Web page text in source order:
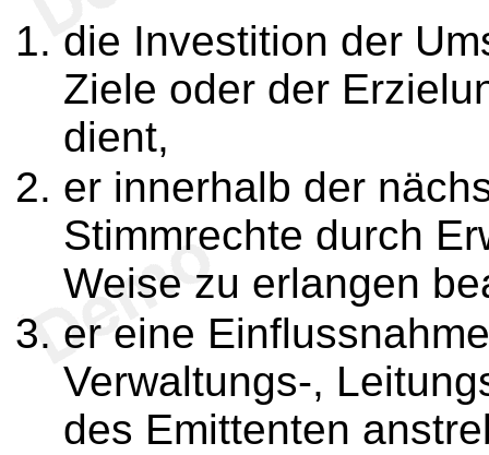
die Investition der
Ziele oder der
dient,
er innerhalb der
Stimmrechte durch
Weise zu erlangen
er eine
Verwaltungs-,
des Emittenten